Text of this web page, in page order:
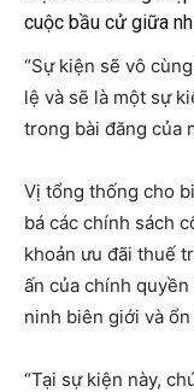
cuộc bầu cử giữa
“Sự kiện sẽ vô
lệ và sẽ là một sự
trong bài đăng của
Vị tổng thống cho
bá các chính sách
khoản ưu đãi thuế
ấn của chính
ninh biên giới và
“Tại sự kiện này,